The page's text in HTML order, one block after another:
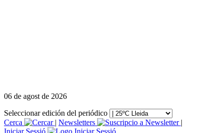
06 de agost de 2026
Seleccionar edición del periódico
Cerca
| Newsletters
|
Iniciar Sessió